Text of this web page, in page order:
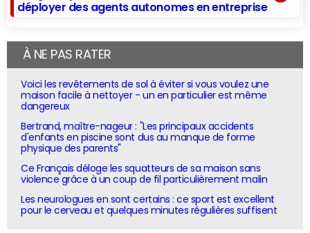
déployer des agents autonomes en entreprise
À NE PAS RATER
Voici les revêtements de sol à éviter si vous voulez une
maison facile à nettoyer - un en particulier est même
dangereux
Bertrand, maître-nageur : "Les principaux accidents
d'enfants en piscine sont dus au manque de forme
physique des parents"
Ce Français déloge les squatteurs de sa maison sans
violence grâce à un coup de fil particulièrement malin
Les neurologues en sont certains : ce sport est excellent
pour le cerveau et quelques minutes régulières suffisent